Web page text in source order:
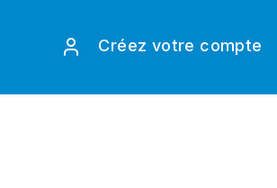
Créez votre compte